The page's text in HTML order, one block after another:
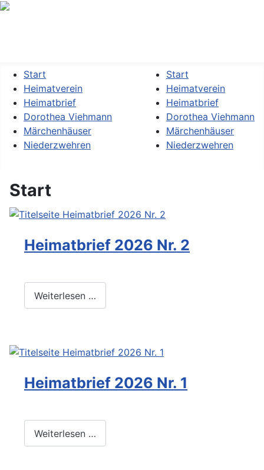
Start
Heimatverein
Heimatbrief
Dorothea Viehmann
Märchenhäuser
Niederzwehren
Start
Heimatverein
Heimatbrief
Dorothea Viehmann
Märchenhäuser
Niederzwehren
Start
Heimatbrief 2026 Nr. 2
Weiterlesen …
Heimatbrief 2026 Nr. 1
Weiterlesen …